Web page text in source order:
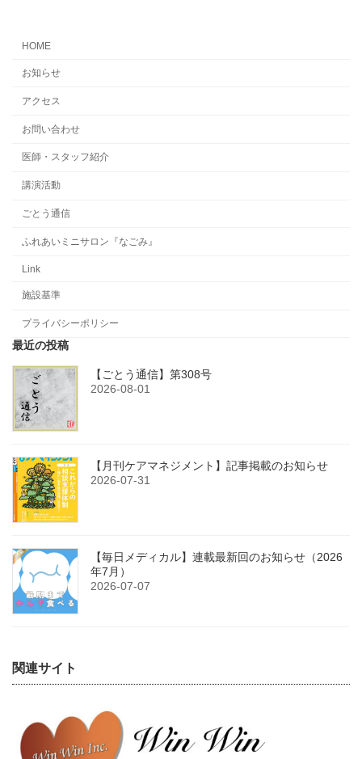
HOME
お知らせ
アクセス
お問い合わせ
医師・スタッフ紹介
講演活動
ごとう通信
ふれあいミニサロン『なごみ』
Link
施設基準
プライバシーポリシー
最近の投稿
【ごとう通信】第308号
2026-08-01
【月刊ケアマネジメント】記事掲載のお知らせ
2026-07-31
【毎日メディカル】連載最新回のお知らせ（2026
年7月）
2026-07-07
関連サイト